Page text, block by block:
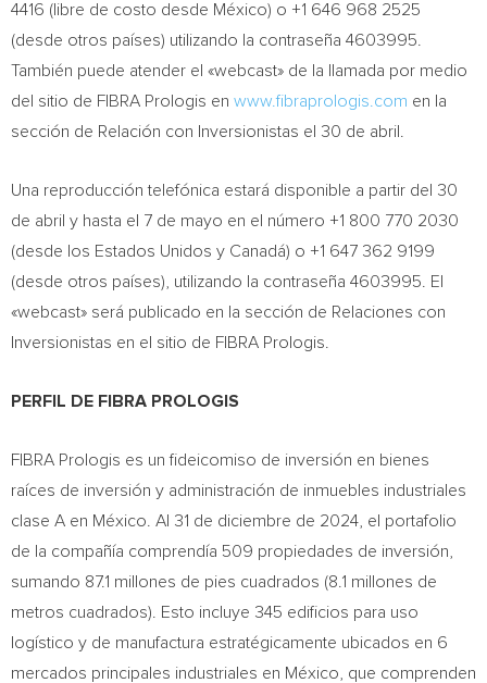
4416 (libre de costo desde México) o +1 646 968 2525
(desde otros países) utilizando la contraseña 4603995.
También puede atender el «webcast» de la llamada por medio
del sitio de FIBRA Prologis en www.fibraprologis.com en la
sección de Relación con Inversionistas el 30 de abril.
Una reproducción telefónica estará disponible a partir del 30
de abril y hasta el 7 de mayo en el número +1 800 770 2030
(desde los Estados Unidos y Canadá) o +1 647 362 9199
(desde otros países), utilizando la contraseña 4603995. El
«webcast» será publicado en la sección de Relaciones con
Inversionistas en el sitio de FIBRA Prologis.
PERFIL DE FIBRA PROLOGIS
FIBRA Prologis es un fideicomiso de inversión en bienes
raíces de inversión y administración de inmuebles industriales
clase A en México. Al 31 de diciembre de 2024, el portafolio
de la compañía comprendía 509 propiedades de inversión,
sumando 87.1 millones de pies cuadrados (8.1 millones de
metros cuadrados). Esto incluye 345 edificios para uso
logístico y de manufactura estratégicamente ubicados en 6
mercados principales industriales en México, que comprenden